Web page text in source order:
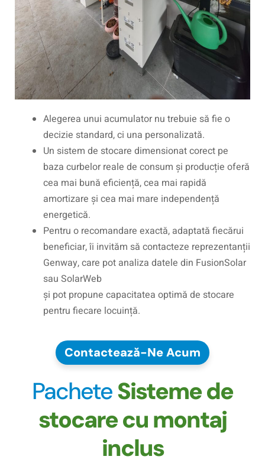
Alegerea unui acumulator nu trebuie să fie o
decizie standard, ci una personalizată.
Un sistem de stocare dimensionat corect pe
baza curbelor reale de consum și producție oferă
cea mai bună eficiență, cea mai rapidă
amortizare și cea mai mare independență
energetică.
Pentru o recomandare exactă, adaptată fiecărui
beneficiar, îi invităm să contacteze reprezentanții
Genway, care pot analiza datele din FusionSolar
sau SolarWeb
și pot propune capacitatea optimă de stocare
pentru fiecare locuință.
Contactează-Ne Acum
PacheteSisteme de
stocare cu montaj
inclus